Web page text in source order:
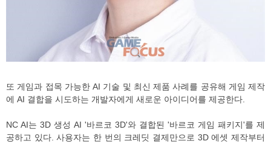
또 게임과 접목 가능한 AI 기술 및 최신 제품 사례를 공유해 게임 제작
에 AI 결합을 시도하는 개발자에게 새로운 아이디어를 제공한다.
NC AI는 3D 생성 AI '바르코 3D'와 결합된 '바르코 게임 패키지'를 제
공하고 있다. 사용자는 한 번의 크레딧 결제만으로 3D 에셋 제작부터